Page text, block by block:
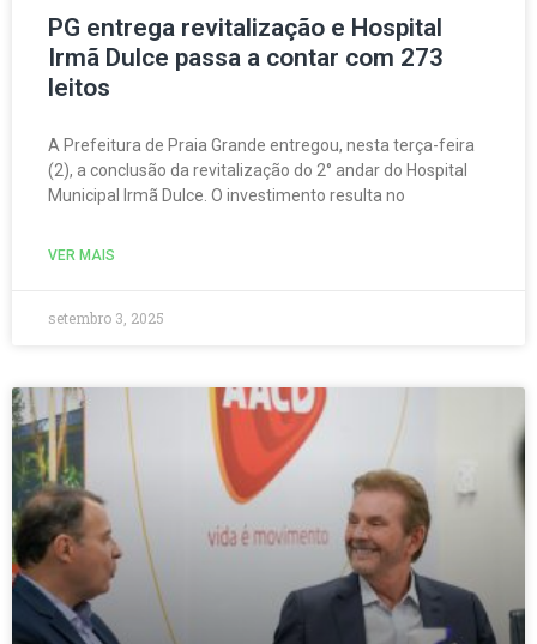
PG entrega revitalização e Hospital
Irmã Dulce passa a contar com 273
leitos
A Prefeitura de Praia Grande entregou, nesta terça-feira
(2), a conclusão da revitalização do 2° andar do Hospital
Municipal Irmã Dulce. O investimento resulta no
VER MAIS
setembro 3, 2025